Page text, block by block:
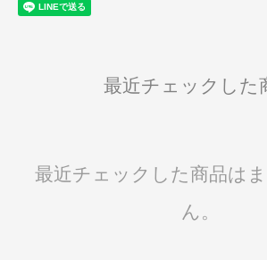
最近チェックした
最近チェックした商品は
ん。